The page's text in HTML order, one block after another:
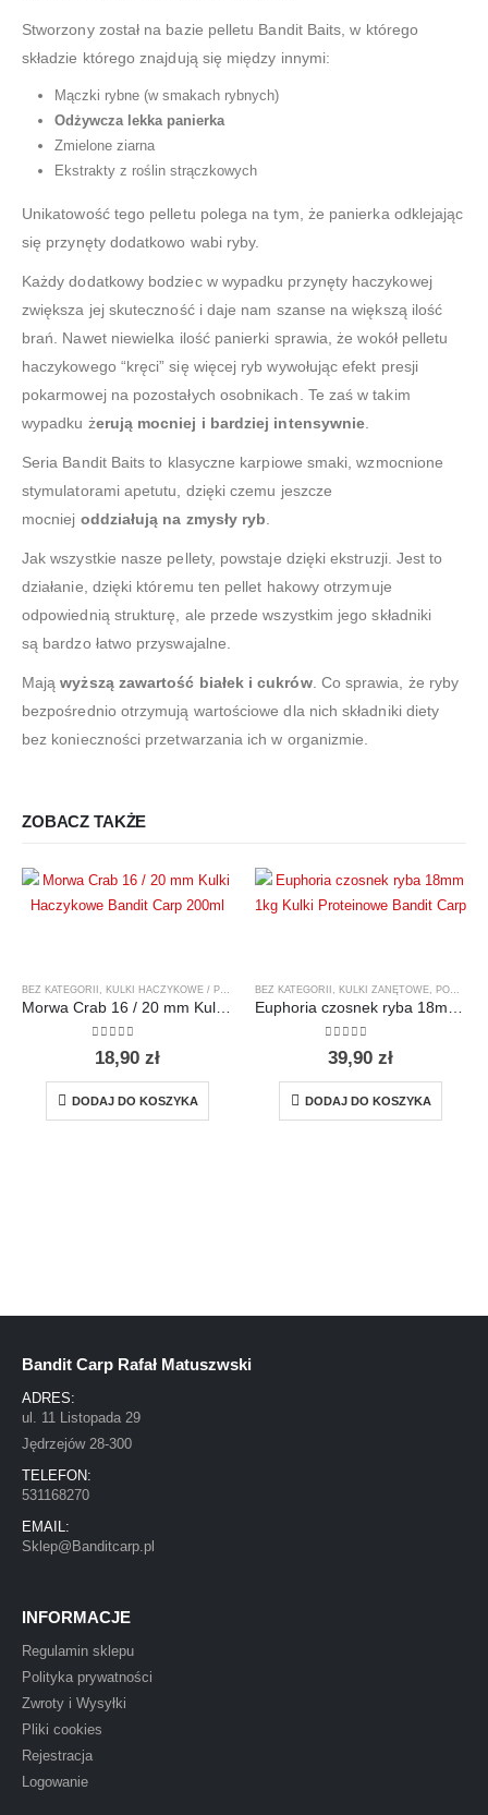
Stworzony został na bazie pelletu Bandit Baits, w którego
składzie którego znajdują się między innymi:
Mączki rybne (w smakach rybnych)
Odżywcza lekka panierka
Zmielone ziarna
Ekstrakty z roślin strączkowych
Unikatowość tego pelletu polega na tym, że panierka odklejając
się przynęty dodatkowo wabi ryby.
Każdy dodatkowy bodziec w wypadku przynęty haczykowej
zwiększa jej skuteczność i daje nam szanse na większą ilość
brań. Nawet niewielka ilość panierki sprawia, że wokół pelletu
haczykowego “kręci” się więcej ryb wywołując efekt presji
pokarmowej na pozostałych osobnikach. Te zaś w takim
wypadku żerują mocniej i bardziej intensywnie
Seria Bandit Baits to klasyczne karpiowe smaki, wzmocnione
stymulatorami apetutu, dzięki czemu jeszcze
mocniej oddziałują na zmysły ryb
Jak wszystkie nasze pellety, powstaje dzięki ekstruzji. Jest to
działanie, dzięki któremu ten pellet hakowy otrzymuje
odpowiednią strukturę, ale przede wszystkim jego składniki
są bardzo łatwo przyswajalne.
Mająwyższą zawartość białek i cukrów. Co sprawia, że ryby
bezpośrednio otrzymują wartościowe dla nich składniki diety
bez konieczności przetwarzania ich w organizmie.
ZOBACZ TAKŻE
BEZ KATEGORII KULKI HACZYKOWE / PRZYNĘTOWE ,POWER SHOTS BAITS
0out of 5
18,90 zł
DODAJ DO KOSZYKA
BEZ KATEGORII KULKI ZANĘTOWE POWER SHOTS BAITS
0out of 5
39,90 zł
DODAJ DO KOSZYKA
Bandit Carp Rafał Matuszwski
ADRES:
ul. 11 Listopada 29
Jędrzejów 28-300
TELEFON:
531168270
EMAIL:
Sklep@Banditcarp.pl
INFORMACJE
Regulamin sklepu
Polityka prywatności
Zwroty i Wysyłki
Pliki cookies
Rejestracja
Logowanie